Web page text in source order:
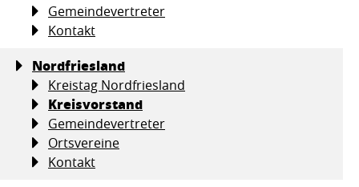
Gemeindevertreter
Kontakt
Nordfriesland
Kreistag Nordfriesland
Kreisvorstand
Gemeindevertreter
Ortsvereine
Kontakt